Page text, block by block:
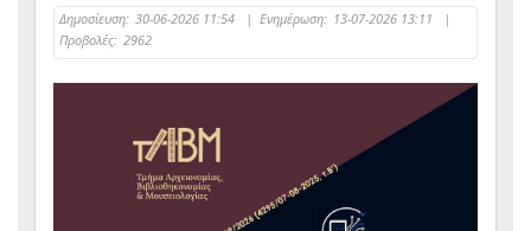
Δημοσίευση: 30-06-2026 11:54 | Ενημέρωση: 13-07-2026 13:11
|
Προβολές: 2962